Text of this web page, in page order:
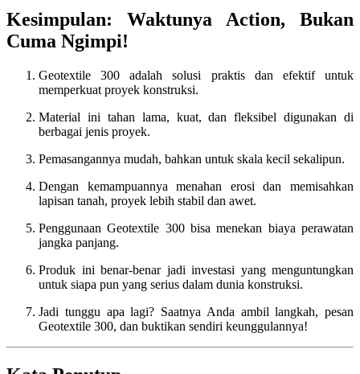
Kesimpulan: Waktunya Action, Bukan
Cuma Ngimpi!
Geotextile 300 adalah solusi praktis dan efektif untuk
memperkuat proyek konstruksi.
Material ini tahan lama, kuat, dan fleksibel digunakan di
berbagai jenis proyek.
Pemasangannya mudah, bahkan untuk skala kecil sekalipun.
Dengan kemampuannya menahan erosi dan memisahkan
lapisan tanah, proyek lebih stabil dan awet.
Penggunaan Geotextile 300 bisa menekan biaya perawatan
jangka panjang.
Produk ini benar-benar jadi investasi yang menguntungkan
untuk siapa pun yang serius dalam dunia konstruksi.
Jadi tunggu apa lagi? Saatnya Anda ambil langkah, pesan
Geotextile 300, dan buktikan sendiri keunggulannya!